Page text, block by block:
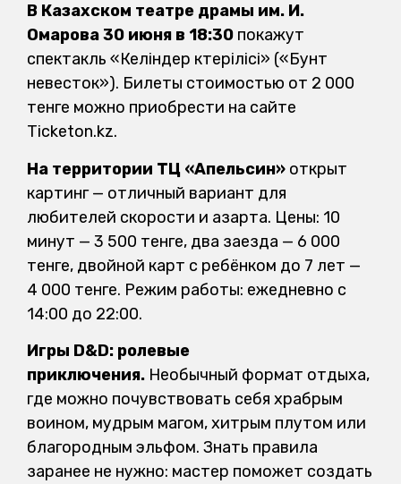
В Казахском театре драмы им. И.
Омарова 30 июня в 18:30 покажут
спектакль «Келіндер көтерілісі» («Бунт
невесток»). Билеты стоимостью от 2 000
тенге можно приобрести на сайте
Ticketon.kz.
На территории ТЦ «Апельсин» открыт
картинг — отличный вариант для
любителей скорости и азарта. Цены: 10
минут — 3 500 тенге, два заезда — 6 000
тенге, двойной карт с ребёнком до 7 лет —
4 000 тенге. Режим работы: ежедневно с
14:00 до 22:00.
Игры D&D: ролевые
приключения. Необычный формат отдыха,
где можно почувствовать себя храбрым
воином, мудрым магом, хитрым плутом или
благородным эльфом. Знать правила
заранее не нужно: мастер поможет создать